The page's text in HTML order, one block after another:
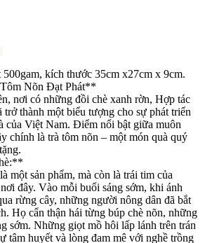
500gam, kích thước 35cm x27cm x 9cm.
Nõn Đạt Phát**
nơi có những đồi chè xanh rờn, Hợp tác
trở thành một biểu tượng cho sự phát triển
của Việt Nam. Điểm nổi bật giữa muôn
chính là trà tôm nõn – một món quà quý
một sản phẩm, mà còn là trái tim của
đây. Vào mỗi buổi sáng sớm, khi ánh
rừng cây, những người nông dân đã bắt
Họ cẩn thận hái từng búp chè nõn, những
sớm. Những giọt mồ hôi lấp lánh trên trán
tâm huyết và lòng đam mê với nghề trồng